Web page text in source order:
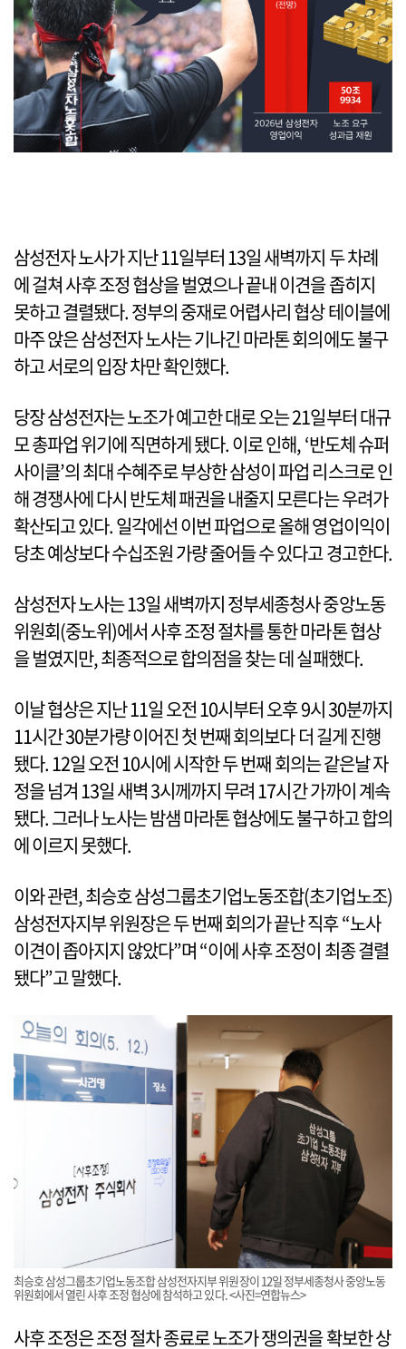
삼성전자 노사가 지난 11일부터 13일 새벽까지 두 차례
에 걸쳐 사후 조정 협상을 벌였으나 끝내 이견을 좁히지
못하고 결렬됐다. 정부의 중재로 어렵사리 협상 테이블에
마주 앉은 삼성전자 노사는 기나긴 마라톤 회의에도 불구
하고 서로의 입장 차만 확인했다.
당장 삼성전자는 노조가 예고한 대로 오는 21일부터 대규
모 총파업 위기에 직면하게 됐다. 이로 인해, ‘반도체 슈퍼
사이클’의 최대 수혜주로 부상한 삼성이 파업 리스크로 인
해 경쟁사에 다시 반도체 패권을 내줄지 모른다는 우려가
확산되고 있다. 일각에선 이번 파업으로 올해 영업이익이
당초 예상보다 수십조원 가량 줄어들 수 있다고 경고한다.
삼성전자 노사는 13일 새벽까지 정부세종청사 중앙노동
위원회(중노위)에서 사후 조정 절차를 통한 마라톤 협상
을 벌였지만, 최종적으로 합의점을 찾는 데 실패했다.
이날 협상은 지난 11일 오전 10시부터 오후 9시 30분까지
11시간 30분가량 이어진 첫 번째 회의보다 더 길게 진행
됐다. 12일 오전 10시에 시작한 두 번째 회의는 같은날 자
정을 넘겨 13일 새벽 3시께까지 무려 17시간 가까이 계속
됐다. 그러나 노사는 밤샘 마라톤 협상에도 불구하고 합의
에 이르지 못했다.
이와 관련, 최승호 삼성그룹초기업노동조합(초기업노조)
삼성전자지부 위원장은 두 번째 회의가 끝난 직후 “노사
이견이 좁아지지 않았다”며 “이에 사후 조정이 최종 결렬
됐다”고 말했다.
최승호 삼성그룹초기업노동조합 삼성전자지부 위원장이 12일 정부세종청사 중앙노동
위원회에서 열린 사후 조정 협상에 참석하고 있다. <사진=연합뉴스>
사후 조정은 조정 절차 종료로 노조가 쟁의권을 확보한 상